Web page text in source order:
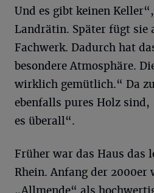
Und es gibt keinen
Landrätin. Später fügt sie
Fachwerk. Dadurch hat
besondere Atmosphäre.
wirklich gemütlich.“ Da
ebenfalls pures Holz
es überall“.
Früher war das Haus das
Rhein. Anfang der 2000er